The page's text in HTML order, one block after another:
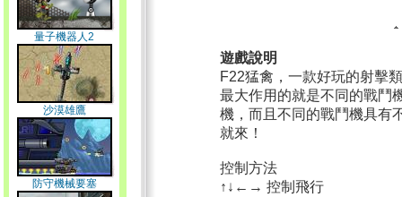
量子機器人2
沙漠雄鷹
防守機械要塞
遊戲說明
F22猛禽，一款好玩的射擊
最大作用的就是不同的戰鬥
機，而且不同的戰鬥機具有
就來！
控制方法
↑↓←→ 控制飛行